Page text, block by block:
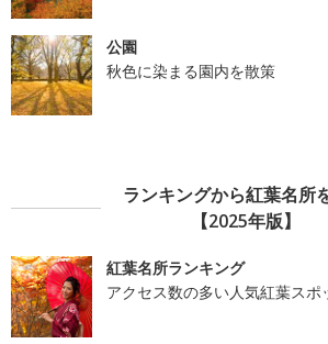
公園
秋色に染まる園内を散策
ランキングから紅葉名所
【2025年版】
紅葉名所ランキング
アクセス数の多い人気紅葉スポ